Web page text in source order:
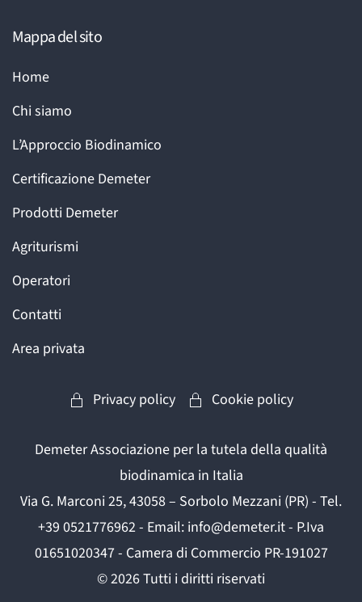
Mappa del sito
Home
Chi siamo
L’Approccio Biodinamico
Certificazione Demeter
Prodotti Demeter
Agriturismi
Operatori
Contatti
Area privata
Privacy policy Cookie policy
Demeter Associazione per la tutela della qualità
biodinamica in Italia
Via G. Marconi 25, 43058 – Sorbolo Mezzani (PR) - Tel.
+39 0521776962 - Email: info@demeter.it - P.Iva
01651020347 - Camera di Commercio PR-191027
©2026Tutti i diritti riservati